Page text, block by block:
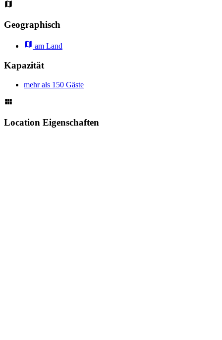
Geographisch
am Land
Kapazität
mehr als 150 Gäste
Location Eigenschaften